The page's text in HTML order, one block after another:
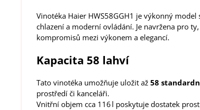
Vinotéka Haier HWS58GGH1 je výkonný
chlazení a moderní ovládání. Je navržena pro
kompromisů mezi výkonem a elegancí.
Kapacita 58 lahví
Tato vinotéka umožňuje uložit až 58
prostředí či kanceláři.
Vnitřní objem cca 116 l poskytuje dostatek